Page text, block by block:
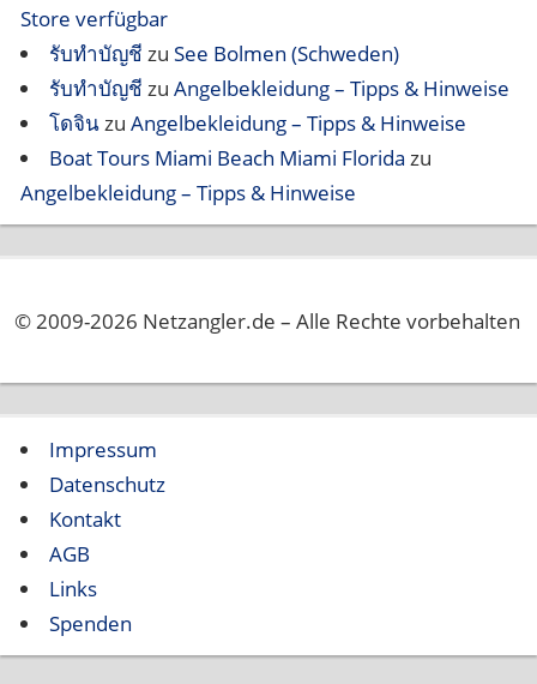
Store verfügbar
รับทำบัญชี zu See Bolmen (Schweden)
รับทำบัญชี zu Angelbekleidung – Tipps & Hinweise
โดจินzu Angelbekleidung – Tipps & Hinweise
Boat Tours Miami Beach Miami Florida zu
Angelbekleidung – Tipps & Hinweise
© 2009-2026 Netzangler.de – Alle Rechte vorbehalten
Impressum
Datenschutz
Kontakt
AGB
Links
Spenden